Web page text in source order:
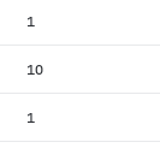
1
10
1